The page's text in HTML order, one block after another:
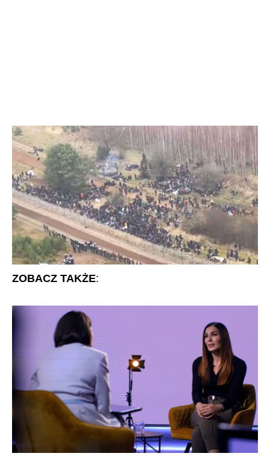
ZOBACZ TAKŻE: